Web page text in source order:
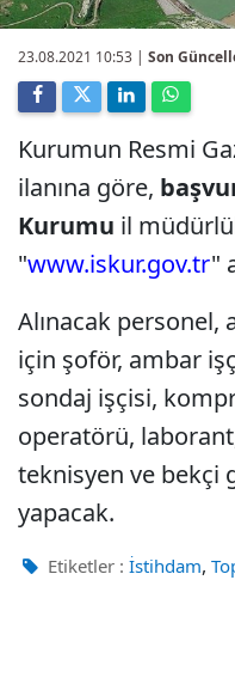
23.08.2021 10:53 | Son
Kurumun Resmi
ilanına göre,
Kurumu il
"www.iskur.gov.tr"
Alınacak personel,
için şoför, ambar
sondaj işçisi,
operatörü,
teknisyen ve bekçi
yapacak.
Etiketler : İstihdam,